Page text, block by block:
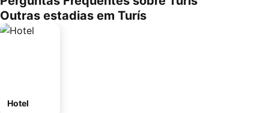
Outras estadias em Turís
Hotel